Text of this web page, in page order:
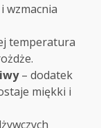
wzmacnia
temperatura
– dodatek
miękki i